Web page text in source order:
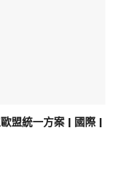
盟統一方案 | 國際 |